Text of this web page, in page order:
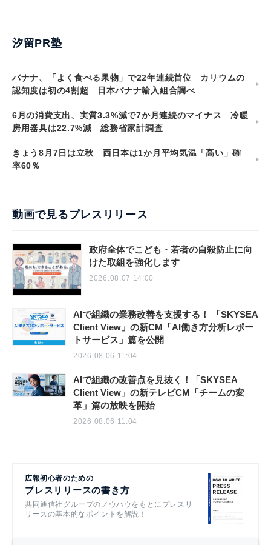
汐留PR塾
バナナ、「よく食べる果物」で22年連続首位 カリウムの
認知度は初の4割超 日本バナナ輸入組合調べ
6月の消費支出、実質3.3%減で7か月連続のマイナス 冷暖
房用器具は22.7%減 総務省家計調査
きょう8月7日は立秋 西日本は1か月平均気温「高い」確
率60％
動画で見るプレスリリース
政府全体でこども・若者の自殺防止に向
けた取組を強化します
2026.08.07 14:00
AIで組織の業務改善を支援する！ 「SKYSEA
Client View」の新CM「AI働き方分析レポー
トサービス」篇を公開
2026.08.06 11:04
AIで組織の改善点を見抜く！「SKYSEA
Client View」の新テレビCM「チームの変
革」篇の放映を開始
2026.08.06 11:04
広報初心者のための
プレスリリースの書き方
共同通信社グループのノウハウをもとにプレスリ
リースの基本的なポイントを解説！